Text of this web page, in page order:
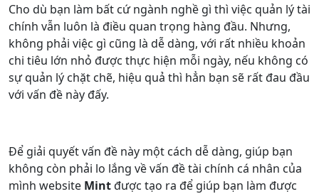
Cho dù bạn làm bất cứ ngành nghề gì thì việc quản lý tài
chính vẫn luôn là điều quan trọng hàng đầu. Nhưng,
không phải việc gì cũng là dễ dàng, với rất nhiều khoản
chi tiêu lớn nhỏ được thực hiện mỗi ngày, nếu không có
sự quản lý chặt chẽ, hiệu quả thì hẳn bạn sẽ rất đau đầu
với vấn đề này đấy.
Để giải quyết vấn đề này một cách dễ dàng, giúp bạn
không còn phải lo lắng về vấn đề tài chính cá nhân của
mình website Mintđược tạo ra để giúp bạn làm được